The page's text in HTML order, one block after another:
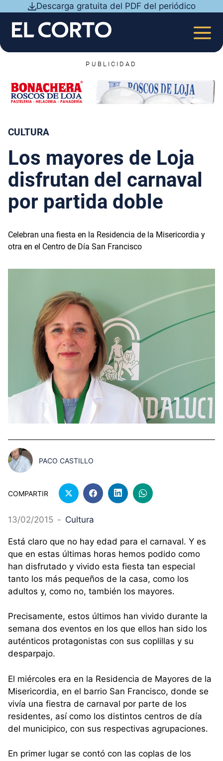
contenido
Descarga gratuita del PDF del periódico
PUBLICIDAD
CULTURA
Los mayores de Loja
disfrutan del carnaval
por partida doble
Celebran una fiesta en la Residencia de la Misericordia y
otra en el Centro de Día San Francisco
PACO CASTILLO
COMPARTIR
13/02/2015 - Cultura
Está claro que no hay edad para el carnaval. Y es
que en estas últimas horas hemos podido como
han disfrutado y vivido esta fiesta tan especial
tanto los más pequeños de la casa, como los
adultos y, como no, también los mayores.
Precisamente, estos últimos han vivido durante la
semana dos eventos en los que ellos han sido los
auténticos protagonistas con sus coplillas y su
desparpajo.
El miércoles era en la Residencia de Mayores de la
Misericordia, en el barrio San Francisco, donde se
vivía una fiestra de carnaval por parte de los
residentes, así como los distintos centros de día
del municipico, con sus respectivas agrupaciones.
En primer lugar se contó con las coplas de los